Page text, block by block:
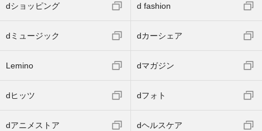
dショッピング d fashion
dミュージック dカーシェア
Lemino dマガジン
dヒッツ dフォト
dアニメストア dヘルスケア